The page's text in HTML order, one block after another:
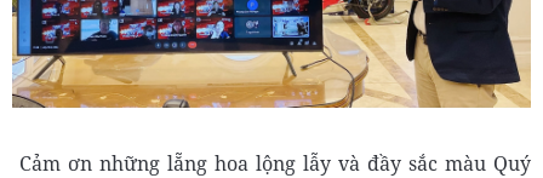
Cảm ơn những lẵng hoa lộng lẫy và đầy sắc màu Quý